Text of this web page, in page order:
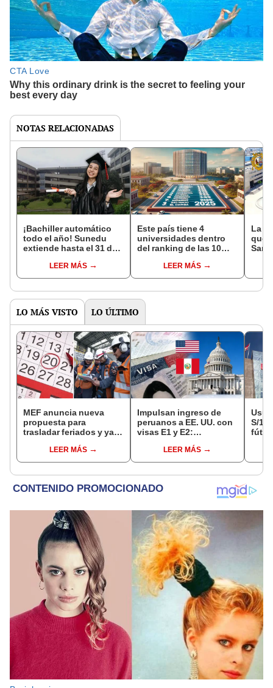
NOTAS RELACIONADAS
¡Bachiller automático
todo el año! Sunedu
extiende hasta el 31 de
universidades emitirán
grado
LEER MÁS
Este país tiene 4
universidades dentro
del ranking de las 10
Latina y El Caribe
LEER MÁS
La
que
San
LO MÁS VISTO LO ÚLTIMO
MEF anuncia nueva
propuesta para
trasladar feriados y ya
“Lunes es mejor día”
LEER MÁS
Impulsan ingreso de
peruanos a EE. UU. con
visas E1 y E2:
pymes serían los más
beneficiados
LEER MÁS
S/